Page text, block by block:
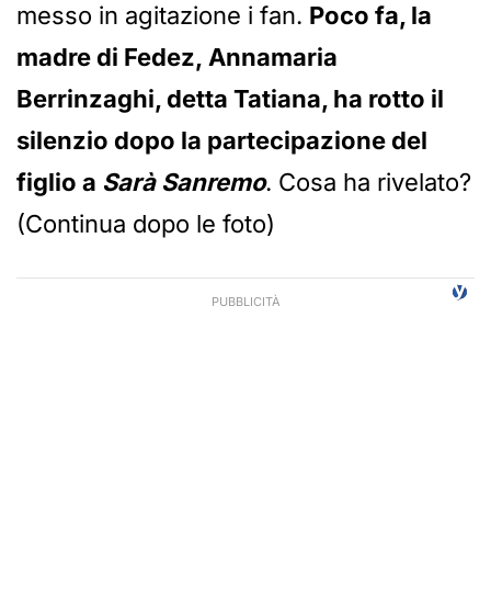
messo in agitazione i fan. Poco fa, la
madre di Fedez, Annamaria
Berrinzaghi, detta Tatiana, ha rotto il
silenzio dopo la partecipazione del
figlio a Sarà Sanremo. Cosa ha rivelato?
(Continua dopo le foto)